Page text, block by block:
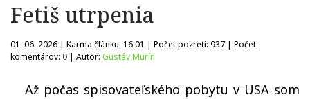
Fetiš utrpenia
01. 06. 2026 | Karma článku: 16.01 | Počet pozretí: 937 | Počet
komentárov: 0 | Autor: Gustáv Murín
Až počas spisovateľského pobytu v USA som